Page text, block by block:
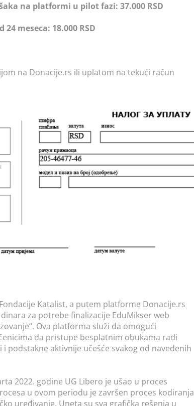
na platformi u pilot fazi: 37.000 RSD
meseca: 18.000 RSD
na Donacije.rs ili uplatom na tekući račun
Katalist, a putem platforme Donacije.rs
za potrebe finalizacije EduMikser web
Ova platforma služi da omogući
da pristupe besplatnim obukama radi
podstakne aktivnije učešće svakog od navedenih
2022. godine UG Libero je ušao u proces
u ovom periodu je završen proces kodiranja
uređivanje. Uneta su sva grafička rešenja u